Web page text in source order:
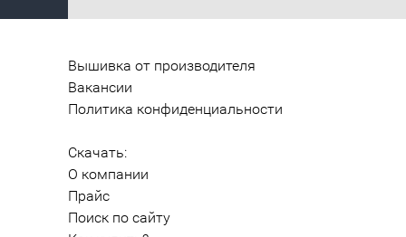
Вышивка от производителя
Вакансии
Политика конфиденциальности
Скачать:
О компании
Прайс
Поиск по сайту